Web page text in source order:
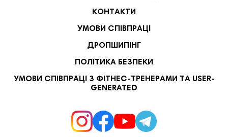
КОНТАКТИ
УМОВИ СПІВПРАЦІ
ДРОПШИПІНГ
ПОЛІТИКА БЕЗПЕКИ
УМОВИ СПІВПРАЦІ З ФІТНЕС-ТРЕНЕРАМИ ТА USER-
GENERATED